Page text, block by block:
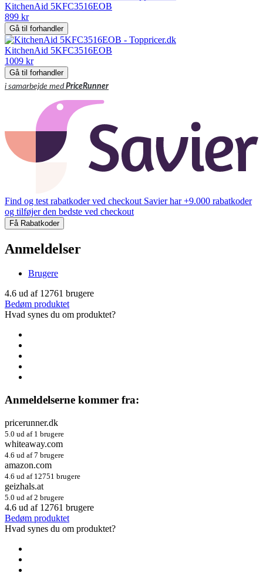
KitchenAid 5KFC3516EOB
899 kr
Gå til forhandler
KitchenAid 5KFC3516EOB
1009 kr
Gå til forhandler
i samarbejde medPriceRunner
Find og test rabatkoder ved checkout Savier har +9.000 rabatkoder
og tilføjer den bedste ved checkout
Få Rabatkoder
Anmeldelser
Brugere
4.6 ud af 12761 brugere
Bedøm produktet
Hvad synes du om produktet?
Anmeldelserne kommer fra:
pricerunner.dk
5.0 ud af 1 brugere
whiteaway.com
4.6 ud af 7 brugere
amazon.com
4.6 ud af 12751 brugere
geizhals.at
5.0 ud af 2 brugere
4.6 ud af 12761 brugere
Bedøm produktet
Hvad synes du om produktet?